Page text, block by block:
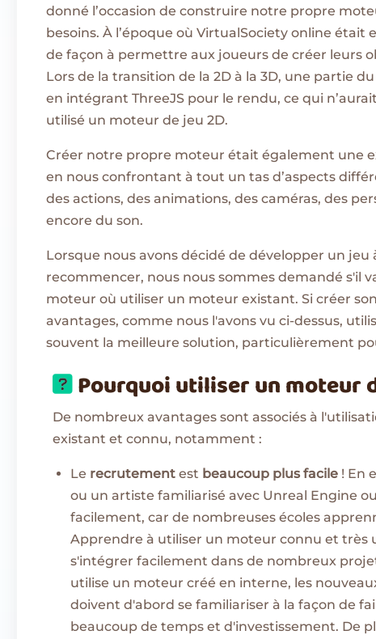
donné l’occasion de construire notre propre
besoins. À l’époque où VirtualSociety online était
de façon à permettre aux joueurs de créer leurs
Lors de la transition de la 2D à la 3D, une partie
en intégrant ThreeJS pour le rendu, ce qui
utilisé un moteur de jeu 2D.
Créer notre propre moteur était également une
en nous confrontant à tout un tas d’aspects
des actions, des animations, des caméras, des
encore du son.
Lorsque nous avons décidé de développer un
recommencer, nous nous sommes demandé s'il
moteur où utiliser un moteur existant. Si créer
avantages, comme nous l'avons vu ci-dessus,
souvent la meilleure solution, particulièrement
Pourquoi utiliser un moteur
De nombreux avantages sont associés à
existant et connu, notamment :
Le recrutementest beaucoup plus facile! En
ou un artiste familiarisé avec Unreal Engine
facilement, car de nombreuses écoles
Apprendre à utiliser un moteur connu et très
s'intégrer facilement dans de nombreux
utilise un moteur créé en interne, les
doivent d'abord se familiariser à la façon de
beaucoup de temps et d'investissement. De